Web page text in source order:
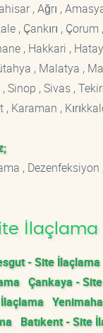
, Ağrı ,
, Çankırı ,
, Hakkari ,
, Malatya ,
Sinop , Sivas ,
,
,
- Site İlaçlama
Çankaya -
Batıkent - Site